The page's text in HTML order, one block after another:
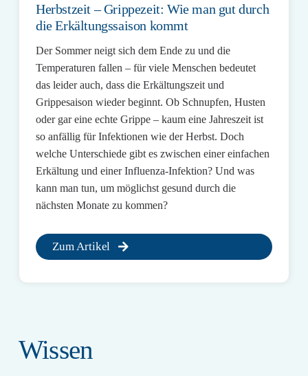
Wissen
Herbstzeit – Grippezeit: Wie man gut durch
die Erkältungssaison kommt
Der Sommer neigt sich dem Ende zu und die
Temperaturen fallen – für viele Menschen bedeutet
das leider auch, dass die Erkältungszeit und
Grippesaison wieder beginnt. Ob Schnupfen, Husten
oder gar eine echte Grippe – kaum eine Jahreszeit ist
so anfällig für Infektionen wie der Herbst. Doch
welche Unterschiede gibt es zwischen einer einfachen
Erkältung und einer Influenza-Infektion? Und was
kann man tun, um möglichst gesund durch die
nächsten Monate zu kommen?
Zum Artikel